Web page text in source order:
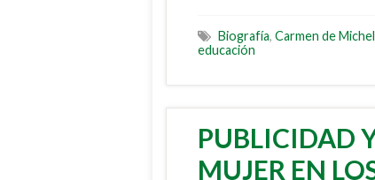
Biografía, Carmen de
educación
PUBLICIDAD
MUJER EN